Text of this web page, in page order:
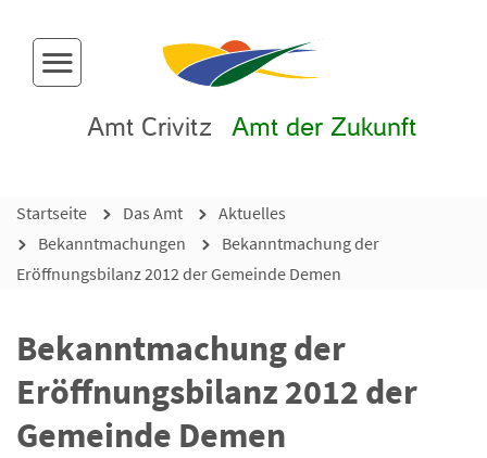
Menü-Button
Amt Crivitz Amt der Zukunft
Startseite Das Amt
Aktuelles
Bekanntmachungen
Bekanntmachung der
Eröffnungsbilanz 2012 der Gemeinde Demen
Bekanntmachung der
Eröffnungsbilanz 2012 der
Gemeinde Demen